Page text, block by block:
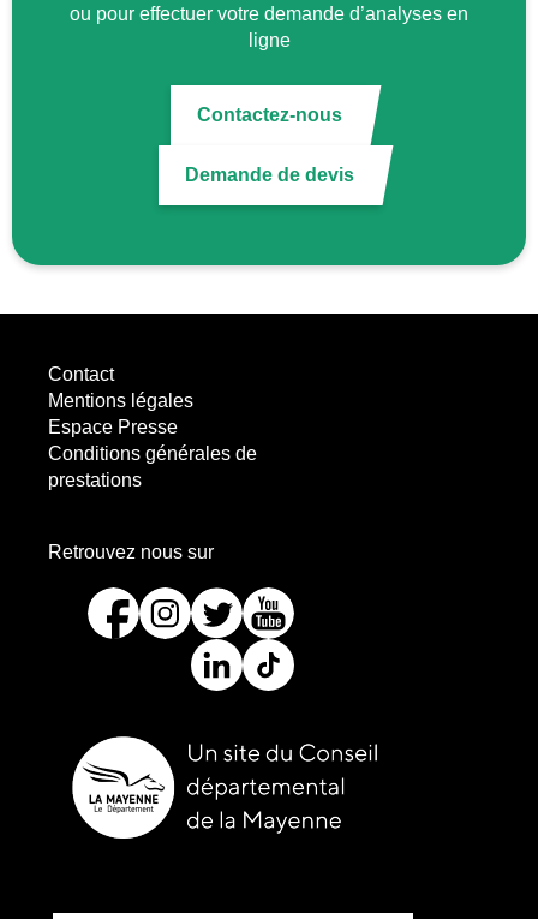
ou pour effectuer votre demande d’analyses en
ligne
Contactez-nous
Demande de devis
Contact
Mentions légales
Espace Presse
Conditions générales de
prestations
Retrouvez nous surles
sociaux
:
picto-
facebook
picto-
instagram
picto-
twitteryoutube
picto-
linkedintiktok
internet